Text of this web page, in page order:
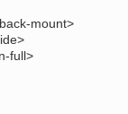
mount>
full>